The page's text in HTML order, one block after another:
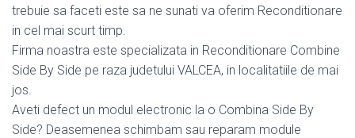
trebuie sa faceti este sa ne sunati va oferim Reconditionare
in cel mai scurt timp.
Firma noastra este specializata in Reconditionare Combine
Side By Side pe raza judetului VALCEA, in localitatiile de mai
jos.
Aveti defect un modul electronic la o Combina Side By
Side? Deasemenea schimbam sau reparam module